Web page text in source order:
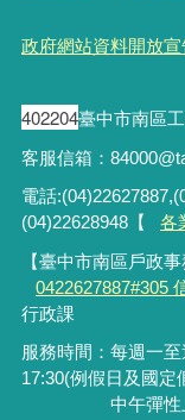
政府網站資料開放宣
402204臺中市南區
客服信箱：
電話
(04)22628948【
各
【臺中市南區戶政
0422627887#305
行政課
服務時間：每週一
17:30(例假日及國定
中午彈性上班